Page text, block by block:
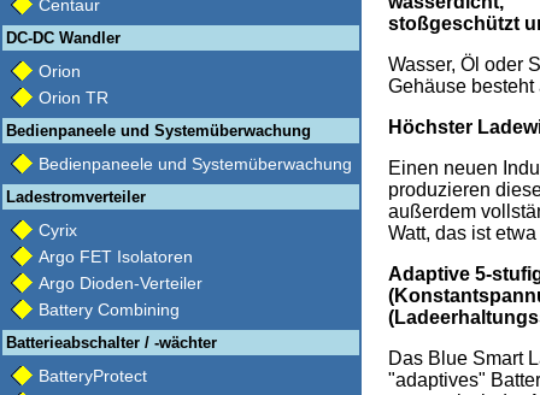
Centaur
DC-DC Wandler
Orion
Orion TR
Bedienpaneele und Systemüberwachung
Bedienpaneele und Systemüberwachung
Ladestromverteiler
Cyrix
Argo FET Isolatoren
Argo Dioden-Verteiler
Battery Combining
Batterieabschalter / -wächter
BatteryProtect
stoßgeschützt
Wasser, Öl oder
Gehäuse
Höchster
Einen neuen
produzieren
außerdem
Watt, das ist
Adaptive 5-
Das Blue Smart
"adaptives"